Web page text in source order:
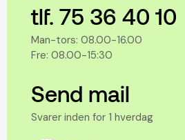
tlf. 75 36 40 10
Man-tors: 08.00-16.00
Fre: 08.00-15:30
Send mail
Svarer inden for 1 hverdag